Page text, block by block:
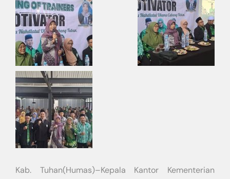
​Kab. Tuhan(Humas)–Kepala Kantor Kementerian